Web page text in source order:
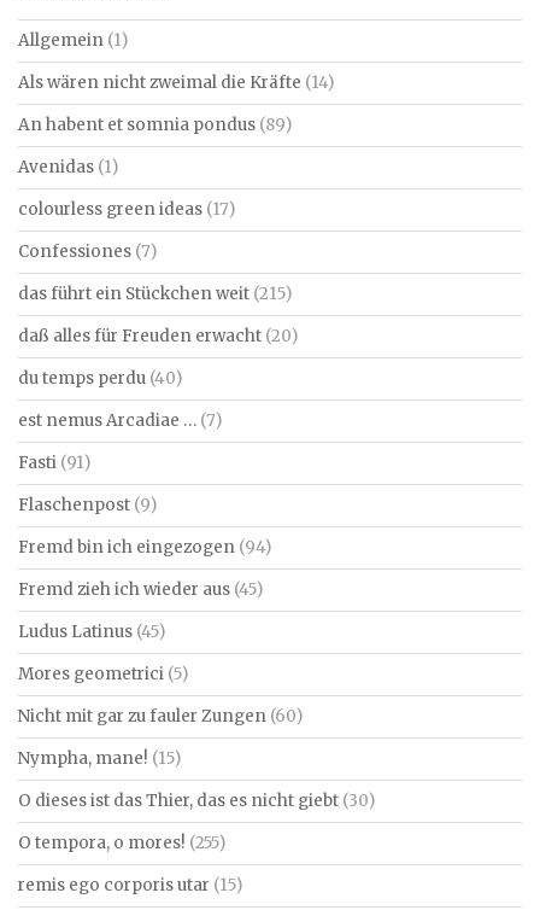
Allgemein (1)
Als wären nicht zweimal die Kräfte (14)
An habent et somnia pondus (89)
Avenidas (1)
colourless green ideas (17)
Confessiones (7)
das führt ein Stückchen weit (215)
daß alles für Freuden erwacht (20)
du temps perdu (40)
est nemus Arcadiae … (7)
Fasti (91)
Flaschenpost (9)
Fremd bin ich eingezogen (94)
Fremd zieh ich wieder aus (45)
Ludus Latinus (45)
Mores geometrici (5)
Nicht mit gar zu fauler Zungen (60)
Nympha, mane! (15)
O dieses ist das Thier, das es nicht giebt (30)
O tempora, o mores! (255)
remis ego corporis utar (15)